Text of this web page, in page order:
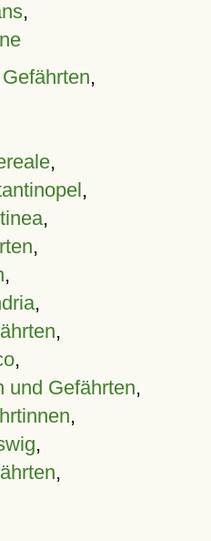
,
,
,
,
,
,
,
,
,
,
und Gefährten,
,
,
,